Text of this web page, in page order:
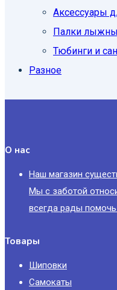
Аксессуары
Палки
Тюбинги и
Разное
О нас
Наш магазин
Мы с заботой
всегда рады
Товары
Шиповки
Самокаты